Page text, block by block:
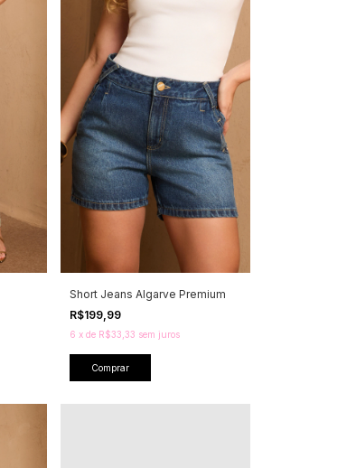
Short Jeans Algarve Premium
R$199,99
6 x de R$33,33 sem juros
Comprar